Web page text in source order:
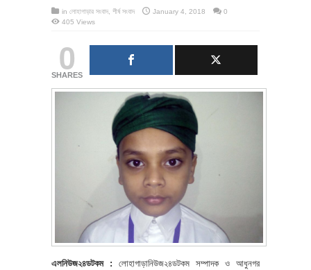
in লোহাগাড়ার সংবাদ শীর্ষ সংবাদ January 4, 2018
0
405 Views
0
SHARES
এলনিউজ২৪ডটকম : লোহাগাড়ানিউজ২৪ডটকম সম্পাদক ও আধুনগর